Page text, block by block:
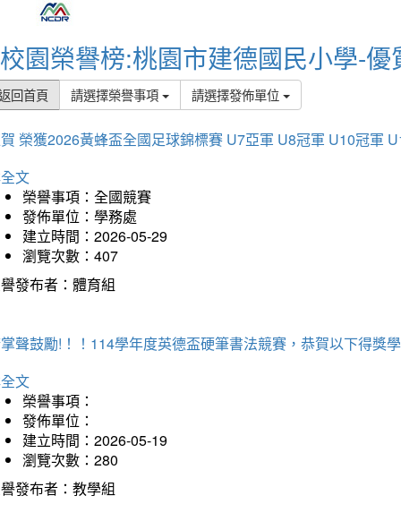
校園榮譽榜:桃園市建德國民小學-優
回首頁 請選擇榮譽事項 請選擇發佈單位
榮獲2026黃蜂盃全國足球錦標賽 U7亞軍 U8冠軍 U10冠軍
文
榮譽事項：全國競賽
發佈單位：學務處
建立時間：2026-05-29
瀏覽次數：407
發布者：體育組
聲鼓勵!！！114學年度英德盃硬筆書法競賽，恭賀以下得獎
文
榮譽事項：
發佈單位：
建立時間：2026-05-19
瀏覽次數：280
發布者：教學組